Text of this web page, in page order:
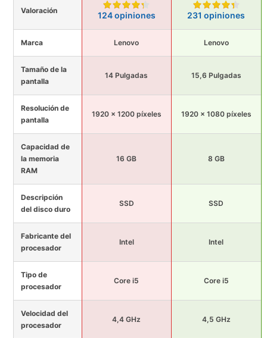
Valoración 124 opiniones 231 opiniones
Marca Lenovo Lenovo
Tamaño de la
pantalla
14 Pulgadas 15,6 Pulgadas
Resolución de
pantalla
1920 x 1200 píxeles 1920 x 1080 píxeles
Capacidad de
la memoria
RAM
16 GB 8 GB
Descripción
del disco duro
SSD SSD
Fabricante del
procesador
Intel Intel
Tipo de
procesador
Core i5 Core i5
Velocidad del
procesador
4,4 GHz 4,5 GHz